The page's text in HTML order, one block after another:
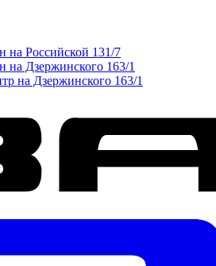
на Российской 131/7
на Дзержинского 163/1
на Дзержинского 163/1